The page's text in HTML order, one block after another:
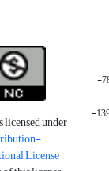
786-
1399-
licensed under
License